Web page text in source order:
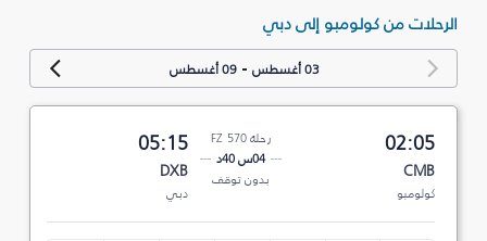
الرحلات من كولومبو إلى دبي
03 أغسطس -09 أغسطس
02:05
CMB
كولومبو
رحلة FZ 570
04س 40د
بدون توقف
05:15
DXB
دبي